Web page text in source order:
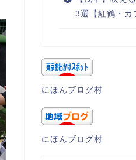
3選【紅鶴・カ
にほんブログ村
にほんブログ村